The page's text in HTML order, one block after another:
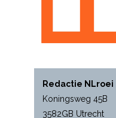
Redactie NLroei
Koningsweg 45B
3582GB Utrecht